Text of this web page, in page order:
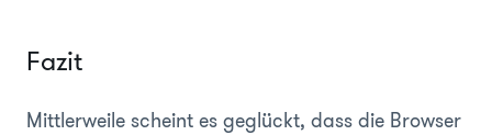
Fazit
Mittlerweile scheint es geglückt, dass die Browser